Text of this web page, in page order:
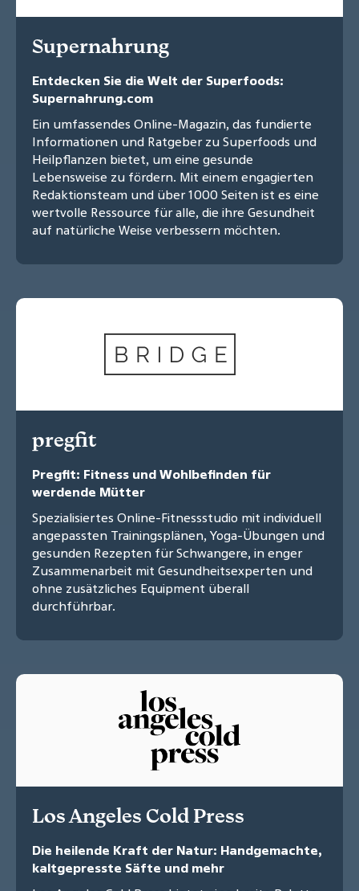
Supernahrung
Entdecken Sie die Welt der Superfoods:
Supernahrung.com
Ein umfassendes Online-Magazin, das fundierte
Informationen und Ratgeber zu Superfoods und
Heilpflanzen bietet, um eine gesunde
Lebensweise zu fördern. Mit einem engagierten
Redaktionsteam und über 1000 Seiten ist es eine
wertvolle Ressource für alle, die ihre Gesundheit
auf natürliche Weise verbessern möchten.
pregfit
Pregfit: Fitness und Wohlbefinden für
werdende Mütter
Spezialisiertes Online-Fitnessstudio mit individuell
angepassten Trainingsplänen, Yoga-Übungen und
gesunden Rezepten für Schwangere, in enger
Zusammenarbeit mit Gesundheitsexperten und
ohne zusätzliches Equipment überall
durchführbar.
Los Angeles Cold Press
Die heilende Kraft der Natur: Handgemachte,
kaltgepresste Säfte und mehr